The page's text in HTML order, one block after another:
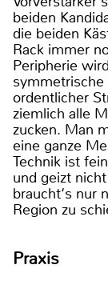
beiden
die beiden
Rack immer
Peripherie
ordentlicher
ziemlich alle
zucken. Man
eine ganze
Technik ist
und geizt
braucht‘s nur
Region zu
Praxis